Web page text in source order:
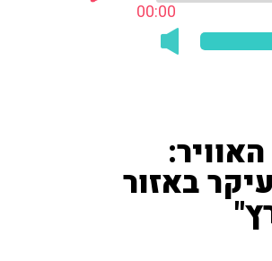
00:00
מזג האוויר:
באזור